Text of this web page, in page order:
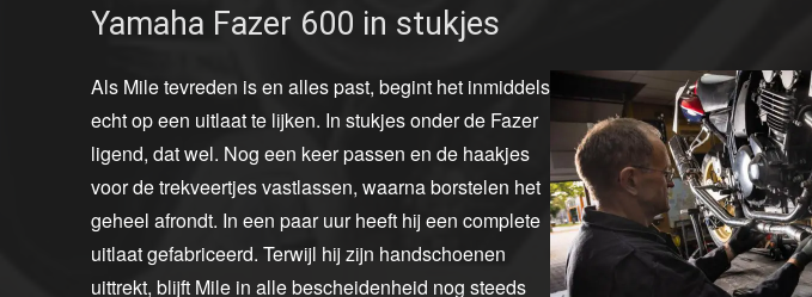
Yamaha Fazer 600 in stukjes
Als Mile tevreden is en alles past, begint het inmiddels
echt op een uitlaat te lijken. In stukjes onder de Fazer
ligend, dat wel. Nog een keer passen en de haakjes
voor de trekveertjes vastlassen, waarna borstelen het
geheel afrondt. In een paar uur heeft hij een complete
uitlaat gefabriceerd. Terwijl hij zijn handschoenen
uittrekt, blijft Mile in alle bescheidenheid nog steeds